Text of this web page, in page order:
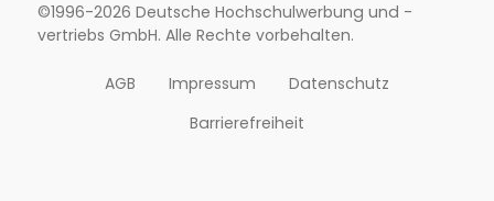
©1996-2026 Deutsche Hochschulwerbung und -
vertriebs GmbH. Alle Rechte vorbehalten.
AGB Impressum
Datenschutz
Barrierefreiheit